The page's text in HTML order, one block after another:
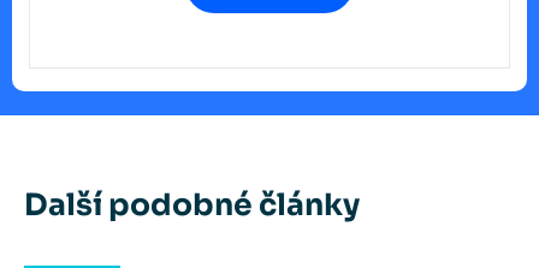
Další podobné články